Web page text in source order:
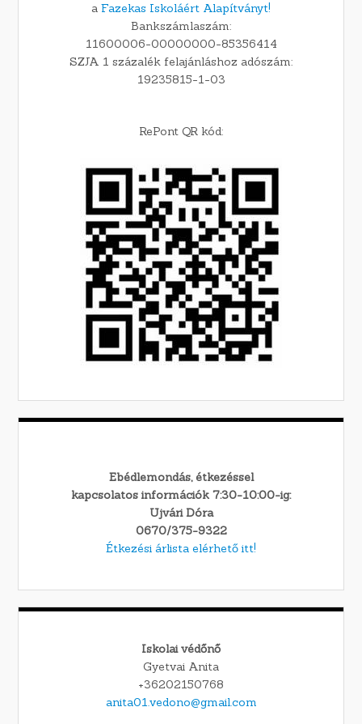
a Fazekas Iskoláért Alapítványt!
Bankszámlaszám:
11600006-00000000-85356414
SZJA 1 százalék felajánláshoz adószám:
19235815-1-03
RePont QR kód:
Ebédlemondás, étkezéssel
kapcsolatos információk 7:30-10:00-ig:
Ujvári Dóra
0670/375-9322
Étkezési árlista elérhető itt!
Iskolai védőnő
Gyetvai Anita
+36202150768
anita01.vedono@gmail.com